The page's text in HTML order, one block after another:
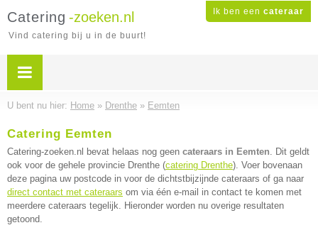
Ik ben een cateraar
Catering -zoeken.nl
Vind catering bij u in de buurt!
U bent nu hier: Home » Drenthe » Eemten
Catering Eemten
Catering-zoeken.nl bevat helaas nog geen cateraars in Eemten. Dit geldt
ook voor de gehele provincie Drenthe (catering Drenthe). Voer bovenaan
deze pagina uw postcode in voor de dichtstbijzijnde cateraars of ga naar
direct contact met cateraars om via één e-mail in contact te komen met
meerdere cateraars tegelijk. Hieronder worden nu overige resultaten
getoond.